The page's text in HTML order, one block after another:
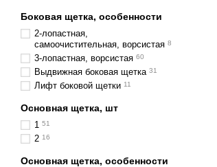
Боковая щетка, особенности
2-лопастная,
самоочистительная, ворсистая 8
3-лопастная, ворсистая 60
Выдвижная боковая щетка 31
Лифт боковой щетки 11
Основная щетка, шт
1 51
2 16
Основная щетка, особенности